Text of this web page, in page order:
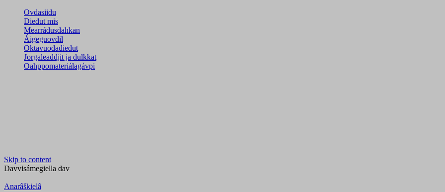
Ovdasiidu
Dieđut mis
Mearrádusdahkan
Áigeguovdil
Oktavuođadieđut
Jorgaleaddjit ja dulkkat
Oahppomateriálagávpi
Skip to content
Davvisámegiella dav
Anarâškielâ